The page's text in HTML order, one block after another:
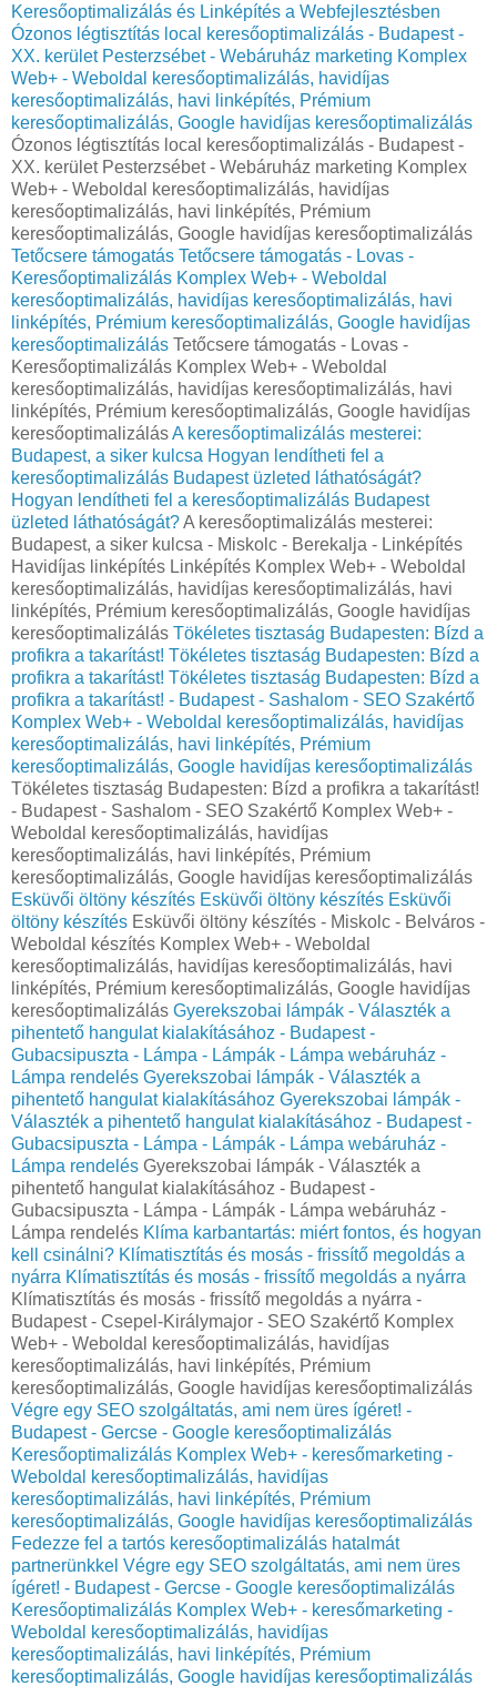
Keresőoptimalizálás és Linképítés a Webfejlesztésben
Ózonos légtisztítás local keresőoptimalizálás - Budapest -
XX. kerület Pesterzsébet - Webáruház marketing Komplex
Web+ - Weboldal keresőoptimalizálás, havidíjas
keresőoptimalizálás, havi linképítés, Prémium
keresőoptimalizálás, Google havidíjas keresőoptimalizálás
Ózonos légtisztítás local keresőoptimalizálás - Budapest -
XX. kerület Pesterzsébet - Webáruház marketing Komplex
Web+ - Weboldal keresőoptimalizálás, havidíjas
keresőoptimalizálás, havi linképítés, Prémium
keresőoptimalizálás, Google havidíjas keresőoptimalizálás
Tetőcsere támogatás Tetőcsere támogatás - Lovas -
Keresőoptimalizálás Komplex Web+ - Weboldal
keresőoptimalizálás, havidíjas keresőoptimalizálás, havi
linképítés, Prémium keresőoptimalizálás, Google havidíjas
keresőoptimalizálás Tetőcsere támogatás - Lovas -
Keresőoptimalizálás Komplex Web+ - Weboldal
keresőoptimalizálás, havidíjas keresőoptimalizálás, havi
linképítés, Prémium keresőoptimalizálás, Google havidíjas
keresőoptimalizálásA keresőoptimalizálás mesterei:
Budapest, a siker kulcsa Hogyan lendítheti fel a
keresőoptimalizálás Budapest üzleted láthatóságát?
Hogyan lendítheti fel a keresőoptimalizálás Budapest
üzleted láthatóságát?A keresőoptimalizálás mesterei:
Budapest, a siker kulcsa - Miskolc - Berekalja - Linképítés
Havidíjas linképítés Linképítés Komplex Web+ - Weboldal
keresőoptimalizálás, havidíjas keresőoptimalizálás, havi
linképítés, Prémium keresőoptimalizálás, Google havidíjas
keresőoptimalizálás Tökéletes tisztaság Budapesten: Bízd a
profikra a takarítást! Tökéletes tisztaság Budapesten: Bízd a
profikra a takarítást! Tökéletes tisztaság Budapesten: Bízd a
profikra a takarítást! - Budapest - Sashalom - SEO Szakértő
Komplex Web+ - Weboldal keresőoptimalizálás, havidíjas
keresőoptimalizálás, havi linképítés, Prémium
keresőoptimalizálás, Google havidíjas keresőoptimalizálás
Tökéletes tisztaság Budapesten: Bízd a profikra a takarítást!
- Budapest - Sashalom - SEO Szakértő Komplex Web+ -
Weboldal keresőoptimalizálás, havidíjas
keresőoptimalizálás, havi linképítés, Prémium
keresőoptimalizálás, Google havidíjas keresőoptimalizálás
Esküvői öltöny készítés Esküvői öltöny készítés Esküvői
öltöny készítés Esküvői öltöny készítés - Miskolc - Belváros -
Weboldal készítés Komplex Web+ - Weboldal
keresőoptimalizálás, havidíjas keresőoptimalizálás, havi
linképítés, Prémium keresőoptimalizálás, Google havidíjas
keresőoptimalizálás Gyerekszobai lámpák - Választék a
pihentető hangulat kialakításához - Budapest -
Gubacsipuszta - Lámpa - Lámpák - Lámpa webáruház -
Lámpa rendelés Gyerekszobai lámpák - Választék a
pihentető hangulat kialakításához Gyerekszobai lámpák -
Választék a pihentető hangulat kialakításához - Budapest -
Gubacsipuszta - Lámpa - Lámpák - Lámpa webáruház -
Lámpa rendelés Gyerekszobai lámpák - Választék a
pihentető hangulat kialakításához - Budapest -
Gubacsipuszta - Lámpa - Lámpák - Lámpa webáruház -
Lámpa rendelés Klíma karbantartás: miért fontos, és hogyan
kell csinálni? Klímatisztítás és mosás - frissítő megoldás a
nyárra Klímatisztítás és mosás - frissítő megoldás a nyárra
Klímatisztítás és mosás - frissítő megoldás a nyárra -
Budapest - Csepel-Királymajor - SEO Szakértő Komplex
Web+ - Weboldal keresőoptimalizálás, havidíjas
keresőoptimalizálás, havi linképítés, Prémium
keresőoptimalizálás, Google havidíjas keresőoptimalizálás
Végre egy SEO szolgáltatás, ami nem üres ígéret! -
Budapest - Gercse - Google keresőoptimalizálás
Keresőoptimalizálás Komplex Web+ - keresőmarketing -
Weboldal keresőoptimalizálás, havidíjas
keresőoptimalizálás, havi linképítés, Prémium
keresőoptimalizálás, Google havidíjas keresőoptimalizálás
Fedezze fel a tartós keresőoptimalizálás hatalmát
partnerünkkel Végre egy SEO szolgáltatás, ami nem üres
ígéret! - Budapest - Gercse - Google keresőoptimalizálás
Keresőoptimalizálás Komplex Web+ - keresőmarketing -
Weboldal keresőoptimalizálás, havidíjas
keresőoptimalizálás, havi linképítés, Prémium
keresőoptimalizálás, Google havidíjas keresőoptimalizálás